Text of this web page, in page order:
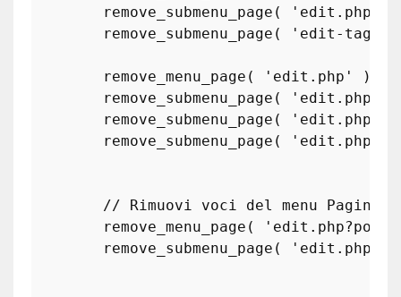
remove_submenu_page (
remove_submenu_page ( 'edit-
remove_menu_page ( 'edit.php'
);
remove_submenu_page ( 'edit.php'
remove_submenu_page ( 'edit.php'
remove_submenu_page ( 'edit.php'
// Rimuovi voci del menu Pagine
remove_menu_page (
remove_submenu_page (